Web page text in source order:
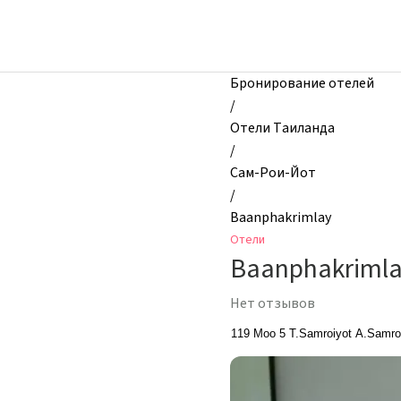
Baanphakrimlay,
Бронирование отелей
/
Отели Таиланда
/
Сам-Рои-Йот
/
Baanphakrimlay
Отели
Нет отзывов
119 Moo 5 T.Samroiyot